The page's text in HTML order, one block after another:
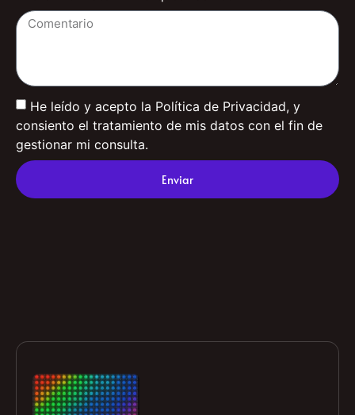
Banderola
Pantalla Escaparate
He leído y acepto la Política de Privacidad, y
consiento el tratamiento de mis datos con el fin de
gestionar mi consulta.